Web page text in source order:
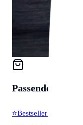
Passendes für
⭐Bestseller & Favoriten